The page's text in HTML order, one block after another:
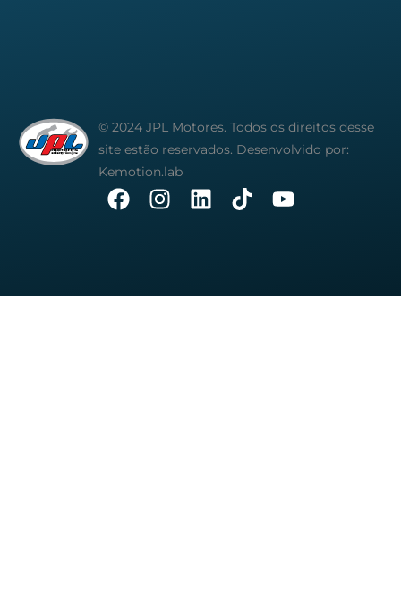
© 2024 JPL Motores. Todos os direitos desse
site estão reservados. Desenvolvido por:
Kemotion.lab